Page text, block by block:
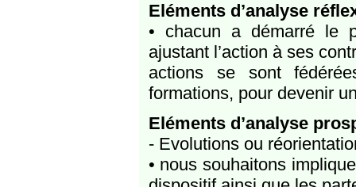
Eléments d’analyse
• chacun a démarré le
ajustant l’action à ses
actions se sont
formations, pour devenir
Eléments d’analyse
- Evolutions ou
• nous souhaitons